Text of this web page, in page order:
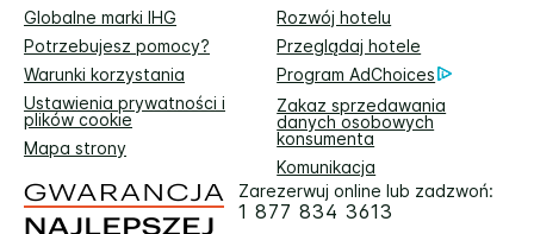
Globalne marki IHG
Rozwój hotelu
Potrzebujesz pomocy?
Przeglądaj hotele
Warunki korzystania
Program AdChoices
Ustawienia prywatności i
plików cookie
Zakaz sprzedawania
danych osobowych
konsumenta
Mapa strony
Komunikacja
Zarezerwuj online lub zadzwoń:
1 877 834 3613